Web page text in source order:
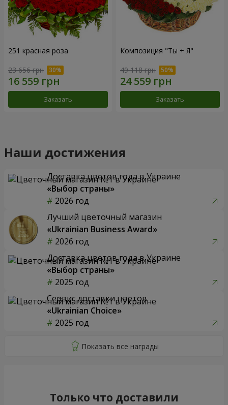
251 красная роза
23 656 грн
Заказать
Композиция "Ты + Я"
49 118 грн
Заказать
Наши достижения
Доставка цветов года в Украине
«Выбор страны»
2026 год
Лучший цветочный магазин
«Ukrainian Business Award»
2026 год
Доставка цветов года в Украине
«Выбор страны»
2025 год
Сервис доставки цветов
«Ukrainian Choice»
2025 год
Только что доставили